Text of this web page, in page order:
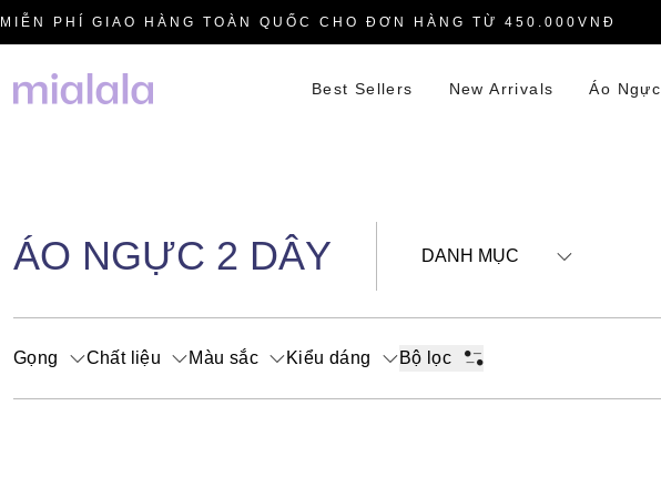
MIỄN PHÍ GIAO HÀNG TOÀN QUỐC CHO ĐƠN HÀNG TỪ 450.000VNĐ
Best Sellers New Arrivals Áo Ngực
ÁO NGỰC 2 DÂY DANH MỤC
Gọng Chất liệu Màu sắc Kiểu dáng Bộ lọc